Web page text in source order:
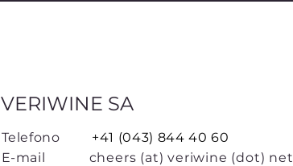
VERIWINE SA
Telefono
+41 (043) 844 40 60
E-mail
cheers (at) veriwine (dot) net